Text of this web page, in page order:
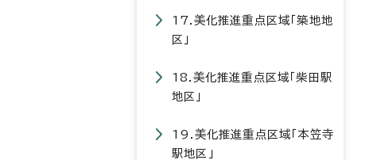
17.美化推進重点区域「築地地
区」
18.美化推進重点区域「柴田駅
地区」
19.美化推進重点区域「本笠寺
駅地区」